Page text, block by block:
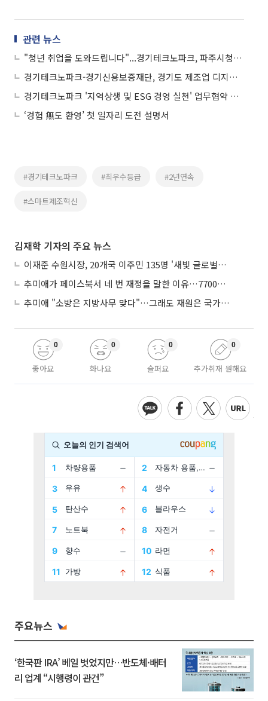
관련 뉴스
"청년 취업을 도와드립니다"...경기테크노파크, 파주시청년창업지원센터 입주자 모집
경기테크노파크-경기신용보증재단, 경기도 제조업 디지털 전환 가속화를 위한 업무협약 체결
경기테크노파크 '지역상생 및 ESG 경영 실천' 업무협약 체결
‘경험 無도 환영’ 첫 일자리 도전 설명서
#경기테크노파크 #최우수등급 #2년연속
#스마트제조혁신
김재학 기자의 주요 뉴스
이재준 수원시장, 20개국 이주민 135명 '새빛 글로벌프렌즈' 위촉
추미애가 페이스북서 네 번 재정을 말한 이유…7700억 추경 열쇠는 도의회에
추미애 "소방은 지방사무 맞다"…그래도 재원은 국가가 나눠야
좋아요
0
화나요
0
슬퍼요
0
추가취재 원해요
0
주요뉴스
‘한국판 IRA’ 베일 벗었지만…반도체·배터
리 업계 “시행령이 관건”